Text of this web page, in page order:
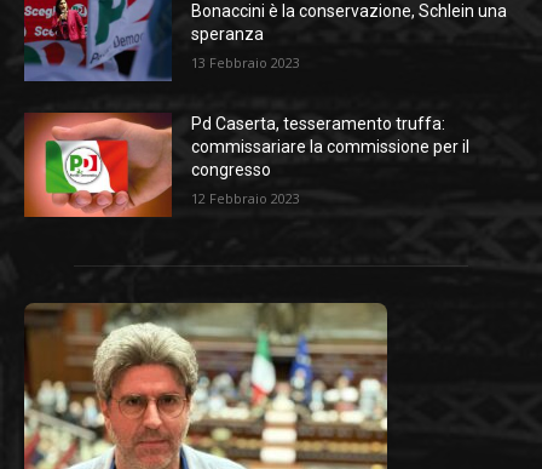
Bonaccini è la conservazione, Schlein una
speranza
13 Febbraio 2023
Pd Caserta, tesseramento truffa:
commissariare la commissione per il
congresso
12 Febbraio 2023